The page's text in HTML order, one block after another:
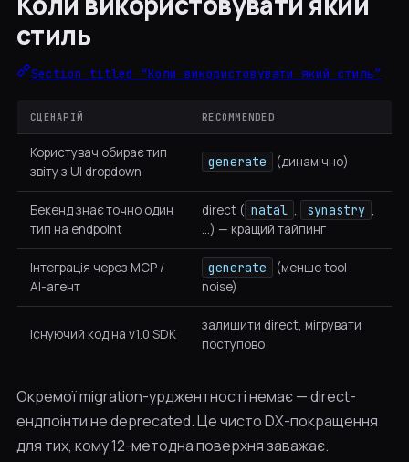
стиль
Section titled “Коли використовувати який стиль”
СЦЕНАРІЙ RECOMMENDED
Користувач обирає тип
звіту з UI dropdown
generate (динамічно)
Бекенд знає точно один
тип на endpoint
direct ( natal , synastry ,
…) — кращий тайпинг
Інтеграція через MCP /
AI-агент
generate
(менше tool
noise)
Існуючий код на v1.0 SDK
залишити direct, мігрувати
поступово
Окремої migration-урджентності немає — direct-
ендпоінти не deprecated. Це чисто DX-покращення
для тих, кому 12-методна поверхня заважає.